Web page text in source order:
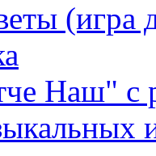
(игра
Наш" с